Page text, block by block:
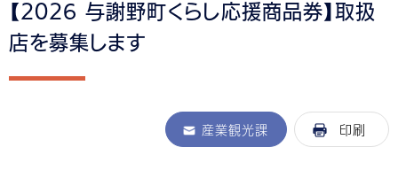
【2026 与謝野町くらし応援商品券】取扱
店を募集します
産業観光課 印刷